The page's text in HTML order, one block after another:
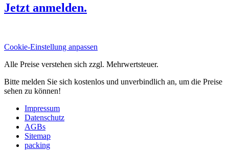
Jetzt anmelden.
Cookie-Einstellung anpassen
Alle Preise verstehen sich zzgl. Mehrwertsteuer.
Bitte melden Sie sich kostenlos und unverbindlich an, um die Preise
sehen zu können!
Impressum
Datenschutz
AGBs
Sitemap
packing